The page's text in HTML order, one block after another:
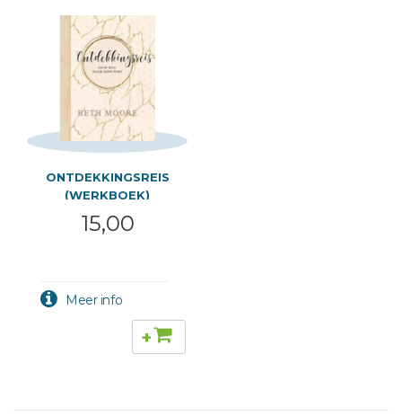
ONTDEKKINGSREIS
(WERKBOEK)
15,00
+